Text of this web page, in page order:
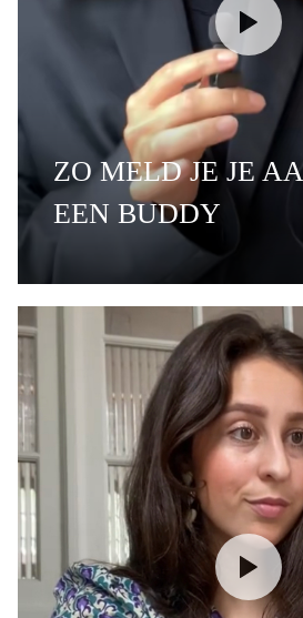
ZO MELD JE JE
EEN BUDDY